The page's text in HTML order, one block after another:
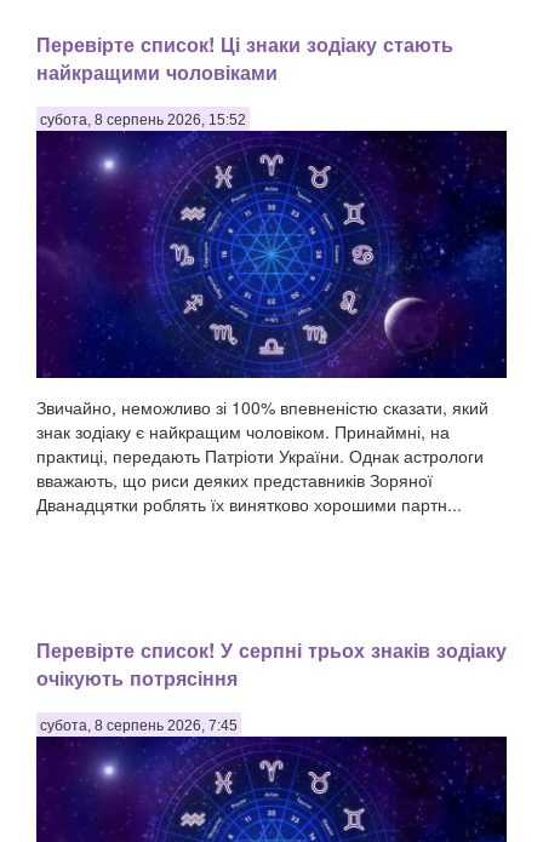
Перевірте список! Ці знаки зодіаку стають
найкращими чоловіками
субота, 8 серпень 2026, 15:52
Звичайно, неможливо зі 100% впевненістю сказати, який
знак зодіаку є найкращим чоловіком. Принаймні, на
практиці, передають Патріоти України. Однак астрологи
вважають, що риси деяких представників Зоряної
Дванадцятки роблять їх винятково хорошими партн...
Перевірте список! У серпні трьох знаків зодіаку
очікують потрясіння
субота, 8 серпень 2026, 7:45